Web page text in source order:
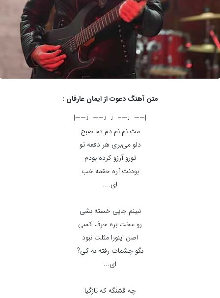
متن آهنگ دعوت از ایمان عارفان :
|——♩—–♩♩——♩——|
مث نم نم دم دم صبح
دلو می‌بری هر دفعه تو
تورو آرزو کرده بودم
بودنت آره حقمه خب
ای....
نبینم جایی خسته بشی
رو‌ مخت بره حرف کسی
اصن اینورا مثلت نبود
بگو‌ چشمات رفته به کی?
ای...
چه قشنگه که تازگیا